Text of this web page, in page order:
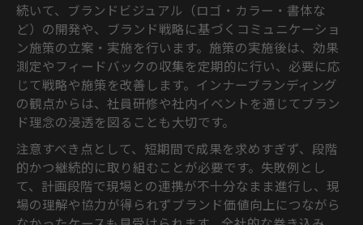
続いて、ブランドビジュアル（ロゴ・カラー・書体な
ど）の開発や、ブランド戦略に基づくコミュニケーショ
ン施策の立案・実施を行います。施策の実施後は、効果
測定やフィードバックの収集を定期的に行い、必要に応
じて戦略や施策を改善します。インナーブランディング
の観点からは、社員研修や社内イベントを通じてブラン
ド理念の浸透を図ることも大切です。
注意すべき点として、短期間で成果を求めすぎず、段階
的かつ継続的に取り組むことが必要です。失敗例とし
て、計画段階で現場との連携が不十分なまま進行し、現
場の理解や協力が得られずブランド価値向上につながら